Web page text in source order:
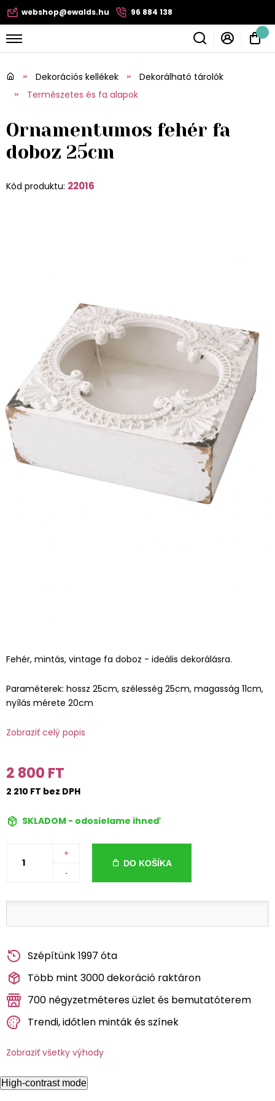
webshop@ewalds.hu 96 884 138
Dekorációs kellékek
Dekorálható tárolók
Természetes és fa alapok
Ornamentumos fehér fa
doboz 25cm
Kód produktu: 22016
Fehér, mintás, vintage fa doboz - ideális dekorálásra.
Paraméterek: hossz 25cm, szélesség 25cm, magasság 11cm,
nyílás mérete 20cm
Zobraziť celý popis
2 800 FT
2 210 FT bez DPH
SKLADOM - odosielame ihneď
+
-
DO KOŠÍKA
Szépítünk 1997 óta
Több mint 3000 dekoráció raktáron
700 négyzetméteres üzlet és bemutatóterem
Trendi, időtlen minták és színek
Zobraziť všetky výhody
High-contrast mode